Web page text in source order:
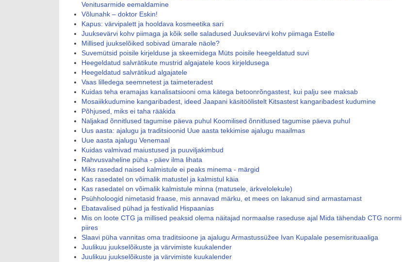
Venitusarmide eemaldamine
Võlunahk – doktor Eskin!
Kapus: värvipalett ja hooldava kosmeetika sari
Juuksevärvi kohv piimaga ja kõik selle saladused Juuksevärvi kohv piimaga Estelle
Millised juukselõiked sobivad ümarale näole?
Suvemütsid poisile kirjelduse ja skeemidega Müts poisile heegeldatud suvi
Heegeldatud salvrätikute mustrid algajatele koos kirjeldusega
Heegeldatud salvrätikud algajatele
Vaas lilledega seemnetest ja taimeteradest
Kuidas teha eramajas kanalisatsiooni oma kätega betoonrõngastest, kui palju see maksab
Mosaiikkudumine kangaribadest, ideed Jaapani käsitöölistelt Kitsastest kangaribadest kudumine
Põhjused, miks ei taha rääkida
Naljakad õnnitlused tagumise päeva puhul Koomilised õnnitlused tagumise päeva puhul
Uus aasta: ajalugu ja traditsioonid Uue aasta tekkimise ajalugu maailmas
Uue aasta ajalugu Venemaal
Kuidas valmivad maiustused ja puuviljakimbud
Rahvusvaheline püha - päev ilma lihata
Miks rasedad naised kalmistule ei peaks minema - märgid
Kas rasedatel on võimalik matustel ja kalmistul käia
Kas rasedatel on võimalik kalmistule minna (matusele, ärkvelolekule)
Psühholoogid nimetasid fraase, mis annavad märku, et mees on lakanud sind armastamast
Ebatavalised pühad ja festivalid Hispaanias
Mis on loote CTG ja millised peaksid olema näitajad normaalse raseduse ajal Mida tähendab CTG normi
piires
Slaavi püha vannitas oma traditsioone ja ajalugu Armastussüžee Ivan Kupalale pesemisrituaaliga
Juulikuu juukselõikuste ja värvimiste kuukalender
Juulikuu juukselõikuste ja värvimiste kuukalender